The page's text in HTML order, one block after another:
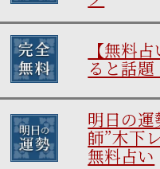
【無料
ると話
明日の運
師”木下
無料占い